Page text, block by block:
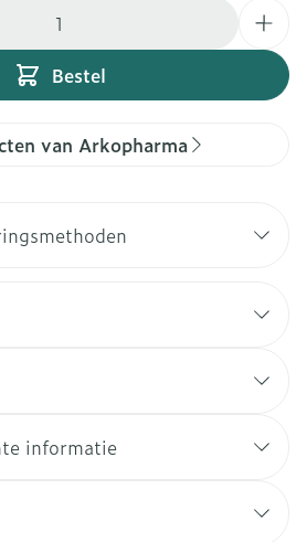
Bestel
van Arkopharma
informatie